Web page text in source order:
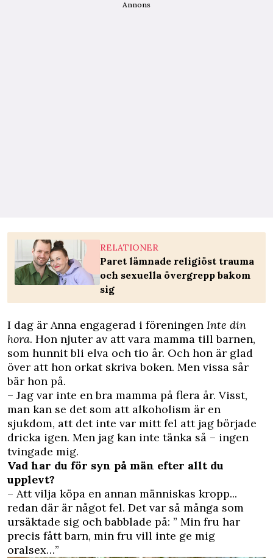
Annons
RELATIONER
Paret lämnade religiöst trauma
och sexuella övergrepp bakom
sig
I dag är Anna engagerad i föreningen Inte din
hora. Hon njuter av att vara mamma till barnen,
som hunnit bli elva och tio år. Och hon är glad
över att hon orkat skriva boken. Men vissa sår
bär hon på.
– Jag var inte en bra mamma på flera år. Visst,
man kan se det som att alkoholism är en
sjukdom, att det inte var mitt fel att jag började
dricka igen. Men jag kan inte tänka så – ingen
tvingade mig.
Vad har du för syn på män efter allt du
upplevt?
– Att vilja köpa en annan människas kropp...
redan där är något fel. Det var så många som
ursäktade sig och babblade på: ” Min fru har
precis fått barn, min fru vill inte ge mig
oralsex…”